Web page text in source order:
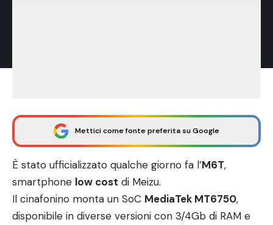
Mettici come fonte preferita su Google
È stato ufficializzato qualche giorno fa l’M6T,
smartphone low cost di Meizu.
Il cinafonino monta un SoC MediaTek MT6750,
disponibile in diverse versioni con 3/4Gb di RAM e